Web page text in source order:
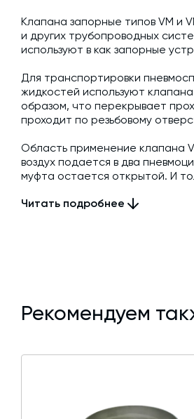
Клапана запорные типов VM и
и других трубопроводных
используют в как запорные
Для транспортировки
жидкостей используют
образом, что перекрывает
проходит по резьбовому
Область применение клапана
воздух подается в два
муфта остается открытой. И
Читать подробнее
Рекомендуем